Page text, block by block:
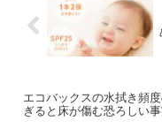
エコバックスの水拭き頻
ぎると床が傷む恐ろしい